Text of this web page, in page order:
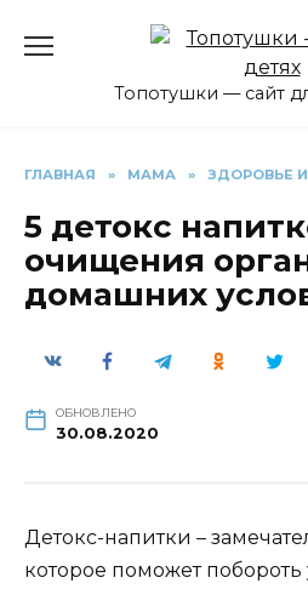
Топотушки — сайт
ГЛАВНАЯ » МАМА » ЗДОРОВЬЕ
5 детокс
очищения
домашних
ОБНОВЛЕНО
30.08.2020
Детокс-напитки –
которое поможет побороть